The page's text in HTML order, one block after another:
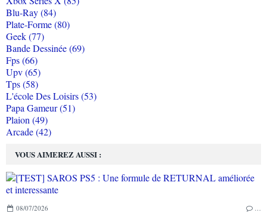
VOUS AIMEREZ AUSSI :
08/07/2026
Blu-Ray (84)
Plate-Forme (80)
Geek (77)
Bande Dessinée (69)
Fps (66)
Upv (65)
Tps (58)
L'école Des Loisirs (53)
Papa Gameur (51)
Plaion (49)
Arcade (42)